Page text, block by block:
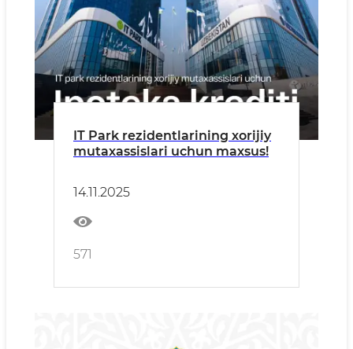
IT Park rezidentlarining xorijiy
mutaxassislari uchun maxsus!
14.11.2025
571